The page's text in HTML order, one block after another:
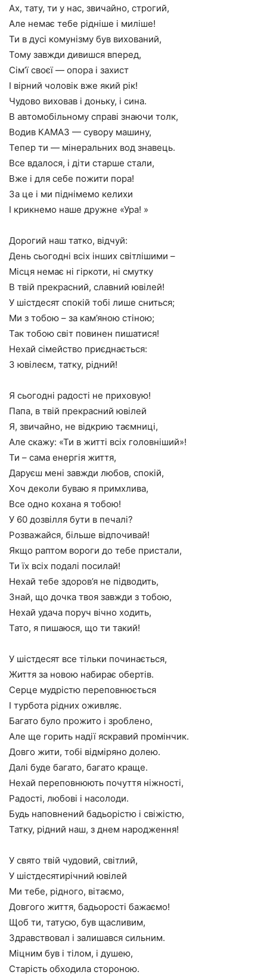
Ах, тату, ти у нас, звичайно, строгий,
Але немає тебе рідніше і миліше!
Ти в дусі комунізму був вихований,
Тому завжди дивишся вперед,
Сім’ї своєї — опора і захист
І вірний чоловік вже який рік!
Чудово виховав і доньку, і сина.
В автомобільному справі знаючи толк,
Водив КАМАЗ — сувору машину,
Тепер ти — мінеральних вод знавець.
Все вдалося, і діти старше стали,
Вже і для себе пожити пора!
За це і ми піднімемо келихи
І крикнемо наше дружне «Ура! »
Дорогий наш татко, відчуй:
День сьогодні всіх інших світлішими –
Місця немає ні гіркоти, ні смутку
В твій прекрасний, славний ювілей!
У шістдесят спокій тобі лише сниться;
Ми з тобою – за кам’яною стіною;
Так тобою світ повинен пишатися!
Нехай сімейство приєднається:
З ювілеєм, татку, рідний!
Я сьогодні радості не приховую!
Папа, в твій прекрасний ювілей
Я, звичайно, не відкрию таємниці,
Але скажу: «Ти в житті всіх головніший»!
Ти – сама енергія життя,
Даруєш мені завжди любов, спокій,
Хоч деколи буваю я примхлива,
Все одно кохана я тобою!
У 60 дозвілля бути в печалі?
Розважайся, більше відпочивай!
Якщо раптом вороги до тебе пристали,
Ти їх всіх подалі посилай!
Нехай тебе здоров’я не підводить,
Знай, що дочка твоя завжди з тобою,
Нехай удача поруч вічно ходить,
Тато, я пишаюся, що ти такий!
У шістдесят все тільки починається,
Життя за новою набирає обертів.
Серце мудрістю переповнюється
І турбота рідних оживляє.
Багато було прожито і зроблено,
Але ще горить надії яскравий промінчик.
Довго жити, тобі відміряно долею.
Далі буде багато, багато краще.
Нехай переповнюють почуття ніжності,
Радості, любові і насолоди.
Будь наповнений бадьорістю і свіжістю,
Татку, рідний наш, з днем народження!
У свято твій чудовий, світлий,
У шістдесятирічний ювілей
Ми тебе, рідного, вітаємо,
Довгого життя, бадьорості бажаємо!
Щоб ти, татусю, був щасливим,
Здравствовал і залишався сильним.
Міцним був і тілом, і душею,
Старість обходила стороною.